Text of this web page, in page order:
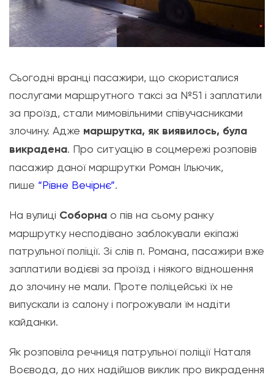
Сьогодні вранці пасажири, що скористалися
послугами маршрутного таксі за №51 і заплатили
за проїзд, стали мимовільними співучасниками
злочину. Адже маршрутка, як виявилось, була
викрадена. Про ситуацію в соцмережі розповів
пасажир даної маршрутки Роман Ільючик,
пише “Рівне Вечірнє”.
На вулиці Соборна о пів на сьому ранку
маршрутку несподівано заблокували екіпажі
патрульної поліції. Зі слів п. Романа, пасажири вже
заплатили водієві за проїзд і ніякого відношення
до злочину не мали. Проте поліцейські їх не
випускали із салону і погрожували їм надіти
кайданки.
Як розповіла речниця патрульної поліції Наталя
Воєвода, до них надійшов виклик про викрадення